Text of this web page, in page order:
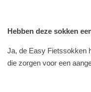
Hebben deze sokken
Ja, de Easy Fietssokken
die zorgen voor een